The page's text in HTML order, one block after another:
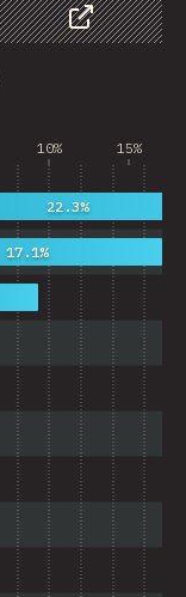
5%
Поделиться
10% 15%
17.1%
22.3%